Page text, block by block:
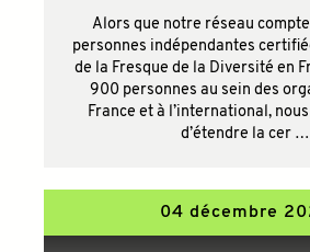
Alors que notre réseau
personnes indépendantes
de la Fresque de la Diversité en
900 personnes au sein des
France et à l’international,
d’étendre la cer …
04 décembre